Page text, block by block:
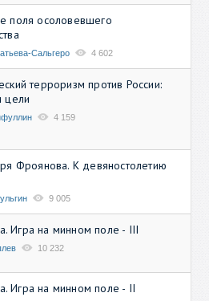
поля осоловевшего
Сальгеро 4 602
терроризм против России:
цели
4 159
Фроянова. К девяностолетию
9 005
Игра на минном поле - III
10 232
Игра на минном поле - II